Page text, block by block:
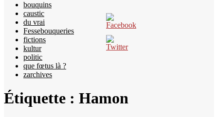
bouquins
caustic
du vrai
Fessebouqueries
fictions
kultur
politic
que fœtus là ?
zarchives
Étiquette : Hamon